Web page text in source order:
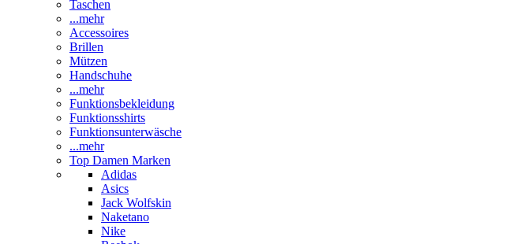
Taschen
...mehr
Accessoires
Brillen
Mützen
Handschuhe
...mehr
Funktionsbekleidung
Funktionsshirts
Funktionsunterwäsche
...mehr
Top Damen Marken
Adidas
Asics
Jack Wolfskin
Naketano
Nike